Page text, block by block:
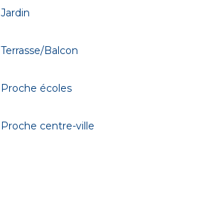
Jardin
Terrasse/Balcon
Proche écoles
Proche centre-ville